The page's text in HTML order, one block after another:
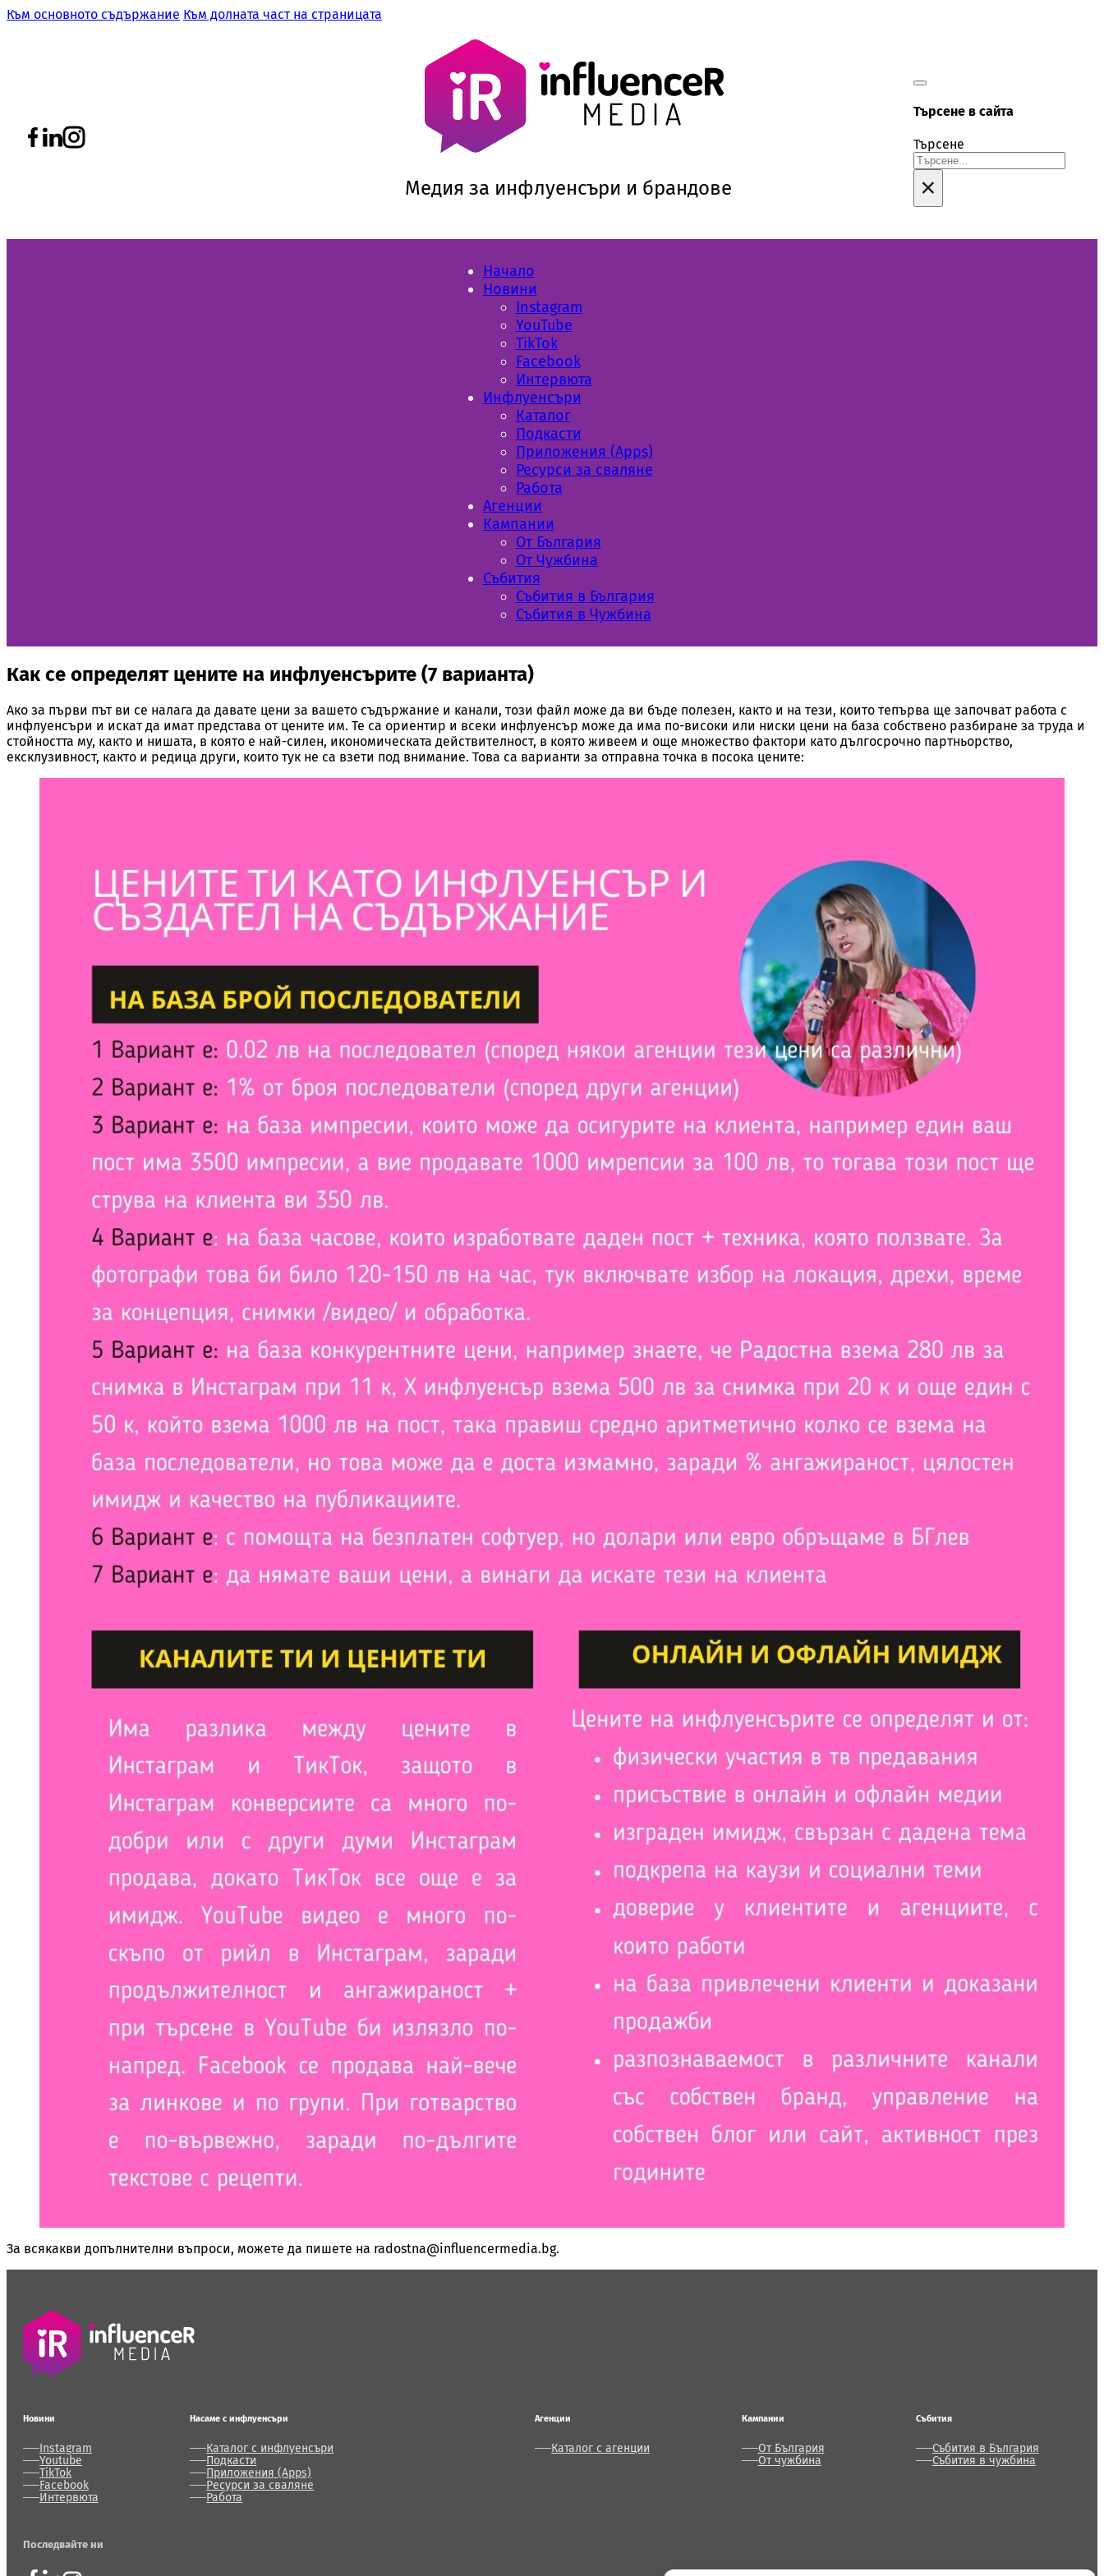
Към основното съдържание Към долната част на страницата
Медия за инфлуенсъри и брандове
Търсене в сайта
Търсене
×
Начало
Новини
Instagram
YouTube
TikTok
Facebook
Интервюта
Инфлуенсъри
Каталог
Подкасти
Приложения (Apps)
Ресурси за сваляне
Работа
Aгенции
Кампании
От България
От Чужбина
Събития
Събития в България
Събития в Чужбина
Как се определят цените на инфлуенсърите (7 варианта)
Ако за първи път ви се налага да давате цени за вашето съдържание и канали, този файл може да ви бъде полезен, както и на тези, които тепърва ще започват работа с
инфлуенсъри и искат да имат представа от цените им. Те са ориентир и всеки инфлуенсър може да има по-високи или ниски цени на база собствено разбиране за труда и
стойността му, както и нишата, в която е най-силен, икономическата действителност, в която живеем и още множество фактори като дългосрочно партньорство,
ексклузивност, както и редица други, които тук не са взети под внимание. Това са варианти за отправна точка в посока цените:
За всякакви допълнителни въпроси, можете да пишете на radostna@influencermedia.bg.
Абонирай се за инфлуенсър
новини
Обещаваме да изпращаме само новини и информация за инфлуенсъри и
брандове от България и света
Ние не спамим!
Новини
Instagram
Youtube
TikTok
Facebook
Интервюта
Насаме с инфлуенсъри
Каталог с инфлуенсъри
Подкасти
Приложения (Apps)
Ресурси за сваляне
Работа
Агенции
Каталог с агенции
Кампании
От България
От чужбина
Събития
Събития в България
Събития в чужбина
Последвайте ни